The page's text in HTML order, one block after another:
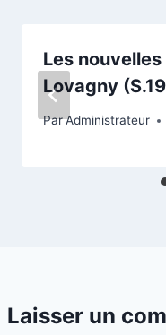
Les nouvelles
Lovagny
ParAdministrateur
Laisser un